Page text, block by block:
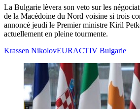
La Bulgarie lèvera son veto sur les
de la Macédoine du Nord voisine si trois
annoncé jeudi le Premier ministre Kiril
actuellement en pleine tourmente.
Krassen NikolovEURACTIV Bulgarie